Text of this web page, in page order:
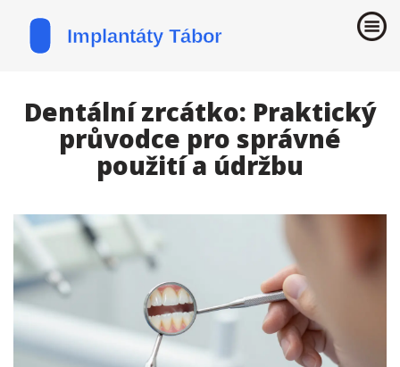
Dentální zrcátko: Praktický
průvodce pro správné
použití a údržbu